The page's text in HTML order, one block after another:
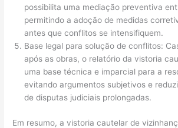
possibilita uma mediação preventiva
permitindo a adoção de medidas
antes que conflitos se intensifiquem.
Base legal para solução de conflitos:
após as obras, o relatório da vistoria
uma base técnica e imparcial para a
evitando argumentos subjetivos e
de disputas judiciais prolongadas.
Em resumo, a vistoria cautelar de